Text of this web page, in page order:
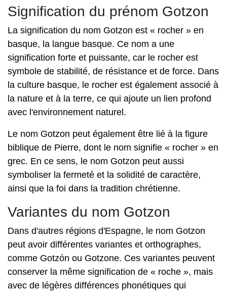
Signification du prénom Gotzon
La signification du nom Gotzon est « rocher » en
basque, la langue basque. Ce nom a une
signification forte et puissante, car le rocher est
symbole de stabilité, de résistance et de force. Dans
la culture basque, le rocher est également associé à
la nature et à la terre, ce qui ajoute un lien profond
avec l'environnement naturel.
Le nom Gotzon peut également être lié à la figure
biblique de Pierre, dont le nom signifie « rocher » en
grec. En ce sens, le nom Gotzon peut aussi
symboliser la fermeté et la solidité de caractère,
ainsi que la foi dans la tradition chrétienne.
Variantes du nom Gotzon
Dans d'autres régions d'Espagne, le nom Gotzon
peut avoir différentes variantes et orthographes,
comme Gotzón ou Gotzone. Ces variantes peuvent
conserver la même signification de « roche », mais
avec de légères différences phonétiques qui